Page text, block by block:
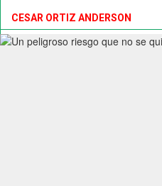
CESAR ORTIZ ANDERSON